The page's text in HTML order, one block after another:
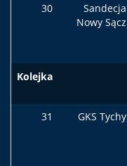
30
Sandecja
Nowy Sącz
Kolejka
31 GKS Tychy